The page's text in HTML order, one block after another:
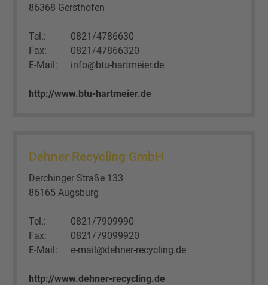
86368 Gersthofen
Tel.:
0821/4786630
Fax:
0821/47866320
E-Mail:
info@btu-hartmeier.de
http://www.btu-hartmeier.de
Dehner Recycling GmbH
Derchinger Straße 133
86165 Augsburg
Tel.:
0821/7909990
Fax:
0821/79099920
E-Mail:
e-mail@dehner-recycling.de
http://www.dehner-recycling.de